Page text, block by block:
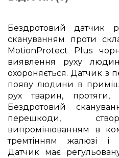
Бездротовий датчик
скануванням проти
MotionProtect Plus
виявлення руху
охороняється. Датчик з
появу людини в
рух тварин, протяги,
Бездротовий
перешкоди,
випромінюванням в
тремтінням жалюзі і
Датчик має